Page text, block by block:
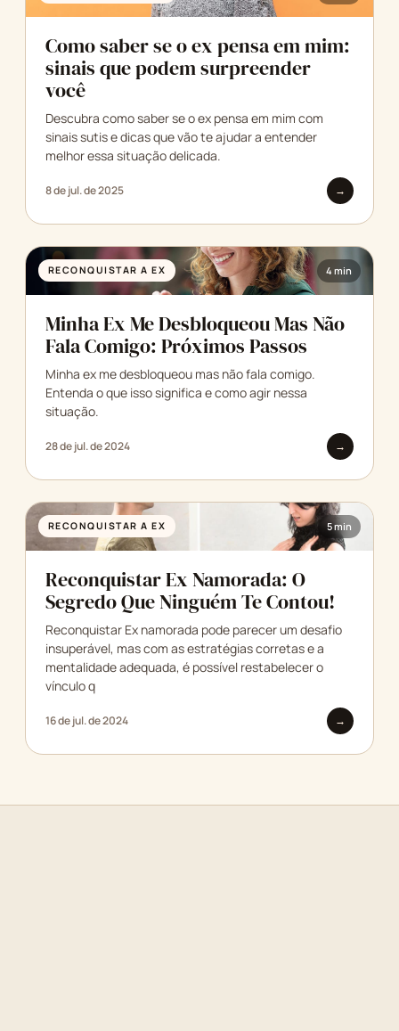
Como saber se o ex pensa em mim:
sinais que podem surpreender
você
Descubra como saber se o ex pensa em mim com
sinais sutis e dicas que vão te ajudar a entender
melhor essa situação delicada.
8 de jul. de 2025 →
RECONQUISTAR A EX 4 min
Minha Ex Me Desbloqueou Mas Não
Fala Comigo: Próximos Passos
Minha ex me desbloqueou mas não fala comigo.
Entenda o que isso significa e como agir nessa
situação.
28 de jul. de 2024 →
RECONQUISTAR A EX 5 min
Reconquistar Ex Namorada: O
Segredo Que Ninguém Te Contou!
Reconquistar Ex namorada pode parecer um desafio
insuperável, mas com as estratégias corretas e a
mentalidade adequada, é possível restabelecer o
vínculo q
16 de jul. de 2024 →